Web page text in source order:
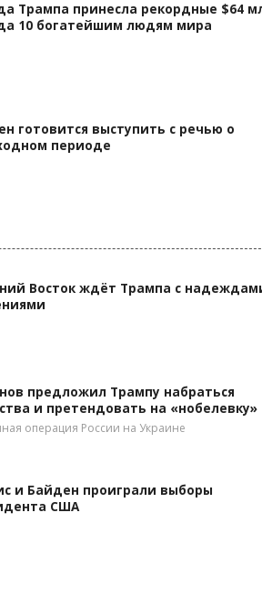
Трампа принесла рекордные $64
10 богатейшим людям мира
готовится выступить с речью о
периоде
Восток ждёт Трампа с
предложил Трампу набраться
и претендовать на «нобелевку»
операция России на Украине
и Байден проиграли выборы
США